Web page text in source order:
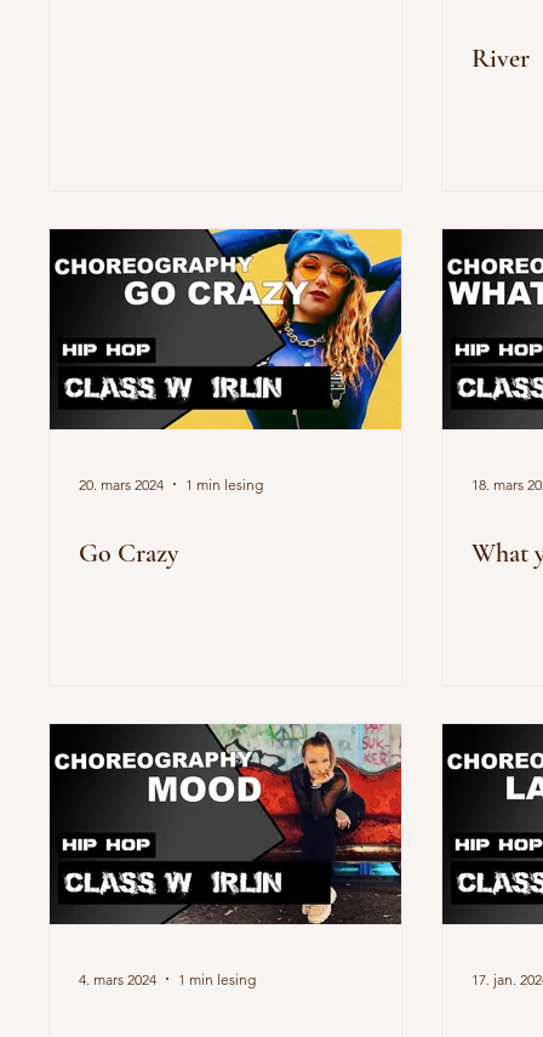
River
20. mars 2024 1 min lesing
Go Crazy
18. mars
What
4. mars 2024 1 min lesing 17. jan.